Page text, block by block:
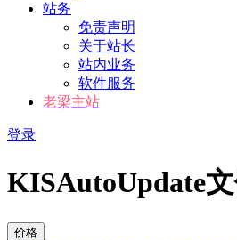
站务
免责声明
关于站长
站内业务
软件服务
老梁主站
登录
KISAutoUpdate
价格